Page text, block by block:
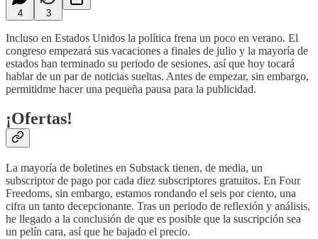
4 3
Incluso en Estados Unidos la política frena un poco en verano. El
congreso empezará sus vacaciones a finales de julio y la mayoría de
estados han terminado su periodo de sesiones, así que hoy tocará
hablar de un par de noticias sueltas. Antes de empezar, sin embargo,
permitidme hacer una pequeña pausa para la publicidad.
¡Ofertas!
La mayoría de boletines en Substack tienen, de media, un
subscriptor de pago por cada diez subscriptores gratuitos. En Four
Freedoms, sin embargo, estamos rondando el seis por ciento, una
cifra un tanto decepcionante. Tras un periodo de reflexión y análisis,
he llegado a la conclusión de que es posible que la suscripción sea
un pelín cara, así que he bajado el precio.